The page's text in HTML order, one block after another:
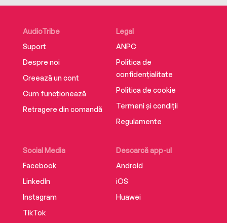
AudioTribe
Suport
Despre noi
Creează un cont
Cum funcționează
Retragere din comandă
Social Media
Facebook
LinkedIn
Instagram
TikTok
Descarcă app-ul
Android
iOS
Huawei
Legal
ANPC
Politica de
confidențialitate
Politica de cookie
Termeni și condiții
Regulamente